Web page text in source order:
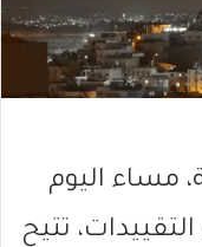
مساء اليوم
تتيح